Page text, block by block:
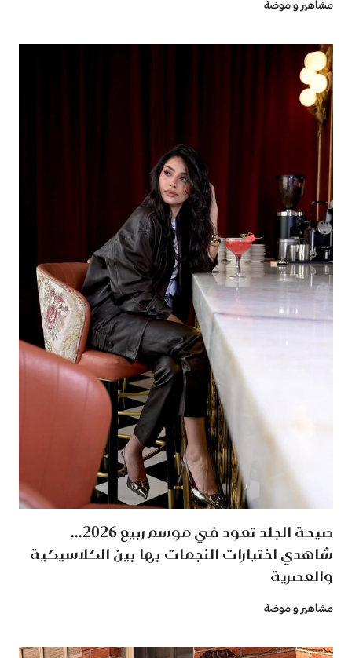
مشاهير و موضة
صيحة الجلد تعود في موسم ربيع 2026...
شاهدي اختيارات النجمات بها بين الكلاسيكية
والعصرية
مشاهير و موضة